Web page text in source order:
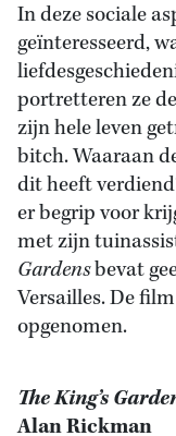
In deze sociale
geïnteresseerd,
portretteren ze
zijn hele leven
bitch. Waaraan
dit heeft
er begrip voor
met zijn
Gardensbevat
Versailles. De
opgenomen.
The King’s
Alan Rickman